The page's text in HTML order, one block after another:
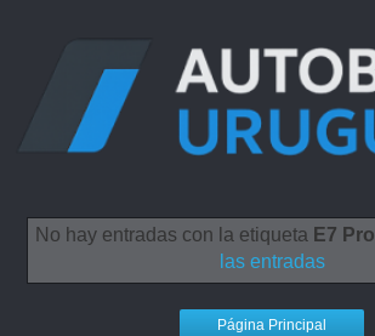
No hay entradas con la etiqueta E7 Pro
las entradas
Página Principal